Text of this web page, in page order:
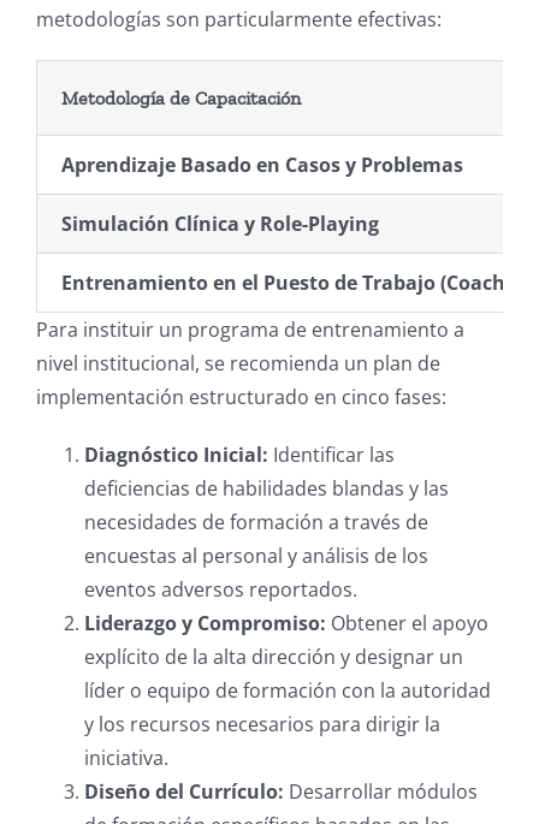
metodologías son particularmente efectivas:
Metodología de Capacitación
Aprendizaje Basado en Casos y Problemas
Simulación Clínica y Role-Playing
Entrenamiento en el Puesto de Trabajo
Para instituir un programa de entrenamiento a
nivel institucional, se recomienda un plan de
implementación estructurado en cinco fases:
Diagnóstico Inicial: Identificar las
deficiencias de habilidades blandas y las
necesidades de formación a través de
encuestas al personal y análisis de los
eventos adversos reportados.
Liderazgo y Compromiso: Obtener el apoyo
explícito de la alta dirección y designar un
líder o equipo de formación con la autoridad
y los recursos necesarios para dirigir la
iniciativa.
Diseño del Currículo: Desarrollar módulos